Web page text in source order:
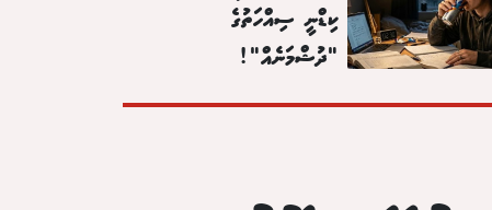
ކިޑްނީ ސިއްހަތުގެ
"ދުޝްމަނެއް"!